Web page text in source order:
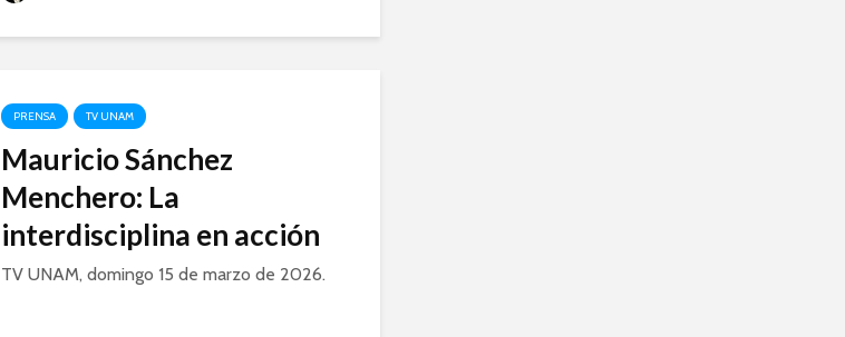
PRENSA TV UNAM
Mauricio Sánchez
Menchero: La
interdisciplina en acción
TV UNAM, domingo 15 de marzo de 2026.